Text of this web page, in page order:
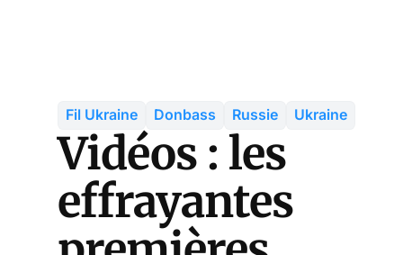
Fil Ukraine Donbass Russie Ukraine
Vidéos : les
effrayantes